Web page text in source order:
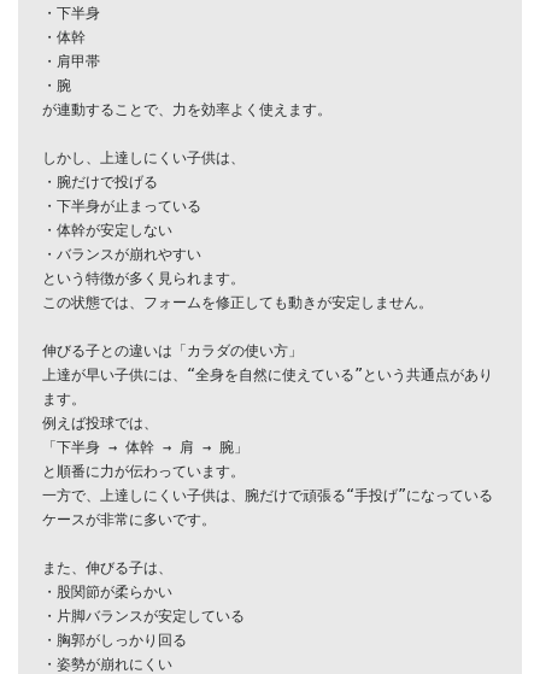
・下半身
・体幹
・肩甲帯
・腕
が連動することで、力を効率よく使えます。
しかし、上達しにくい子供は、
・腕だけで投げる
・下半身が止まっている
・体幹が安定しない
・バランスが崩れやすい
という特徴が多く見られます。
この状態では、フォームを修正しても動きが安定しません。
伸びる子との違いは「カラダの使い方」
上達が早い子供には、“全身を自然に使えている”という共通点があり
ます。
例えば投球では、
「下半身 → 体幹 → 肩 → 腕」
と順番に力が伝わっています。
一方で、上達しにくい子供は、腕だけで頑張る“手投げ”になっている
ケースが非常に多いです。
また、伸びる子は、
・股関節が柔らかい
・片脚バランスが安定している
・胸郭がしっかり回る
・姿勢が崩れにくい